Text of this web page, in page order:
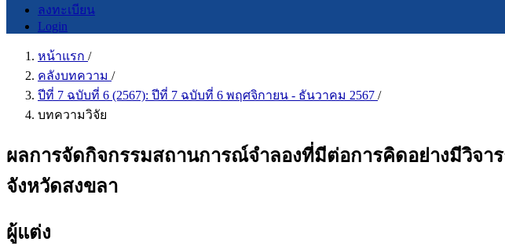
ลงทะเบียน
Login
หน้าแรก /
คลังบทความ /
ปีที่ 7 ฉบับที่ 6 (2567): ปีที่ 7 ฉบับที่ 6 พฤศจิกายน - ธันวาคม 2567 /
บทความวิจัย
ผลการจัดกิจกรรมสถานการณ์จำลองที่มีต่อการคิดอย่างมีวิจา
จังหวัดสงขลา
ผู้แต่ง